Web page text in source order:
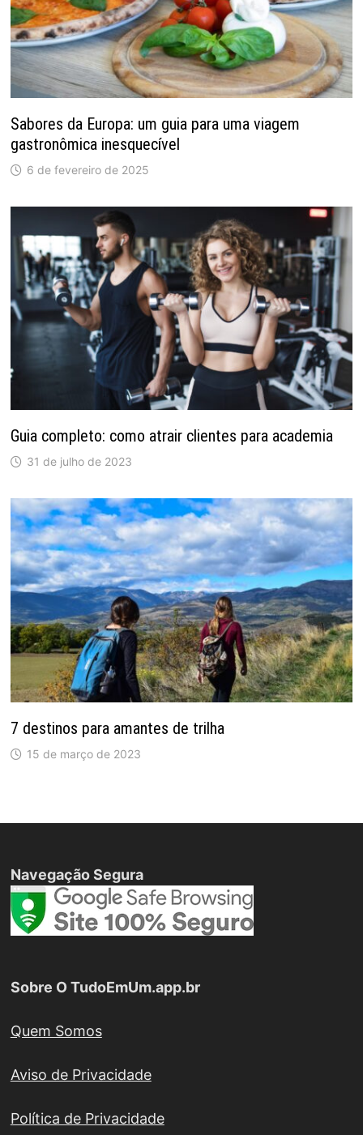
Sabores da Europa: um guia para uma viagem
gastronômica inesquecível
6 de fevereiro de 2025
Guia completo: como atrair clientes para academia
31 de julho de 2023
7 destinos para amantes de trilha
15 de março de 2023
Navegação Segura
Sobre O TudoEmUm.app.br
Quem Somos
Aviso de Privacidade
Política de Privacidade